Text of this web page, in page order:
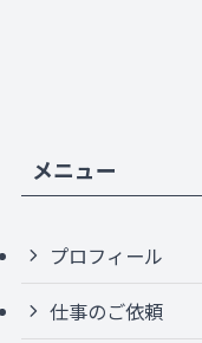
メニュー
プロフィール
仕事のご依頼